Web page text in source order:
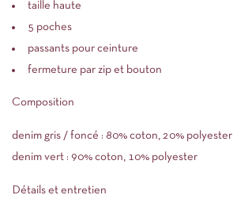
taille haute
5 poches
passants pour ceinture
fermeture par zip et bouton
Composition
denim gris / foncé : 80% coton, 20% polyester
denim vert : 90% coton, 10% polyester
Détails et entretien